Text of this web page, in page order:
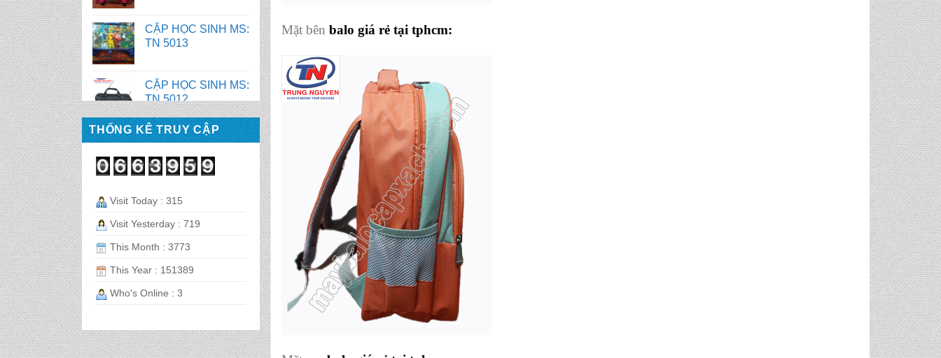
Mặt bên balo giá rẻ tại tphcm:
CẶP HỌC SINH MS:
TN 5012
CẶP HỌC SINH MS:
TN 5016
CẶP HỌC SINH MS:
TN 5014
CẶP HỌC SINH MS:
THỐNG KÊ TRUY CẬP
Visit Today : 315
Visit Yesterday : 719
This Month : 3773
This Year : 151389
Who's Online : 3